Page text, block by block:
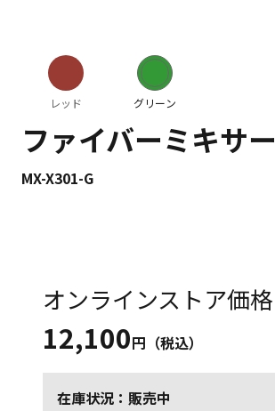
レッド グリーン
ファイバーミキサー
MX-X301-G
オンラインストア価格
12,100円（税込）
在庫状況：販売中